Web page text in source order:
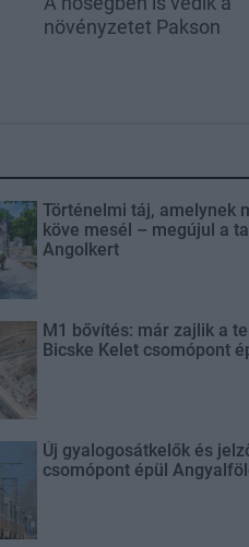
növényzetet Pakson
Történelmi táj, amelynek
köve mesél – megújul a
Angolkert
M1 bővítés: már zajlik a
Bicske Kelet csomópont
Új gyalogosátkelők és
csomópont épül